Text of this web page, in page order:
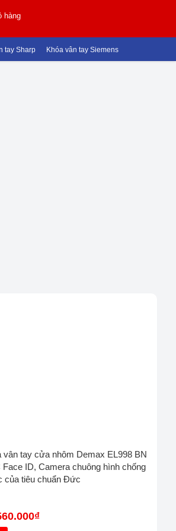
hàng
Sharp Khóa vân tay Siemens
vân tay cửa nhôm Demax EL998
Face ID, Camera chuông hình
nước của tiêu chuẩn Đức